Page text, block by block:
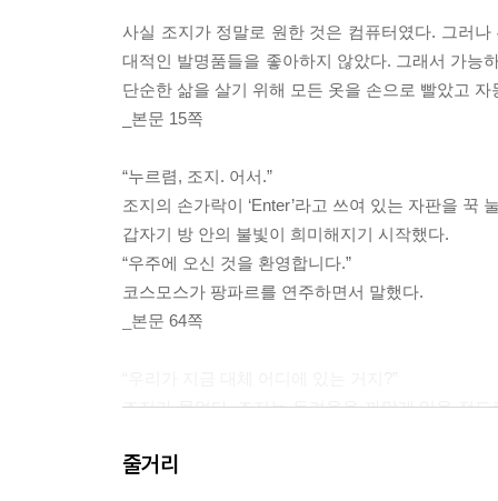
사실 조지가 정말로 원한 것은 컴퓨터였다. 그러
대적인 발명품들을 좋아하지 않았다. 그래서 가능
단순한 삶을 살기 위해 모든 옷을 손으로 빨았고
_본문 15쪽
“누르렴, 조지. 어서.”
조지의 손가락이 ‘Enter’라고 쓰여 있는 자판을 꾹
갑자기 방 안의 불빛이 희미해지기 시작했다.
“우주에 오신 것을 환영합니다.”
코스모스가 팡파르를 연주하면서 말했다.
_본문 64쪽
조지가 물었다. 조지는 두려움을 까맣게 잊을 정
던 반짝이는 빛과는 전혀 다르게 활활 타고 있었다.
줄거리